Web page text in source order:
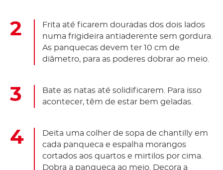
Frita até ficarem douradas dos dois lados
numa frigideira antiaderente sem gordura.
As panquecas devem ter 10 cm de
diâmetro, para as poderes dobrar ao meio.
Bate as natas até solidificarem. Para isso
acontecer, têm de estar bem geladas.
Deita uma colher de sopa de chantilly em
cada panqueca e espalha morangos
cortados aos quartos e mirtilos por cima.
Dobra a panqueca ao meio. Decora a